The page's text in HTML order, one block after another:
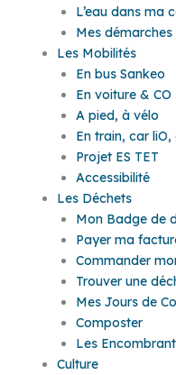
L’eau dans ma
Mes démarches
Les Mobilités
En bus Sankeo
En voiture & CO
A pied, à vélo
En train, car liO,
Projet ES TET
Accessibilité
Les Déchets
Mon Badge de
Payer ma
Commander
Trouver une
Mes Jours de
Composter
Les
Culture